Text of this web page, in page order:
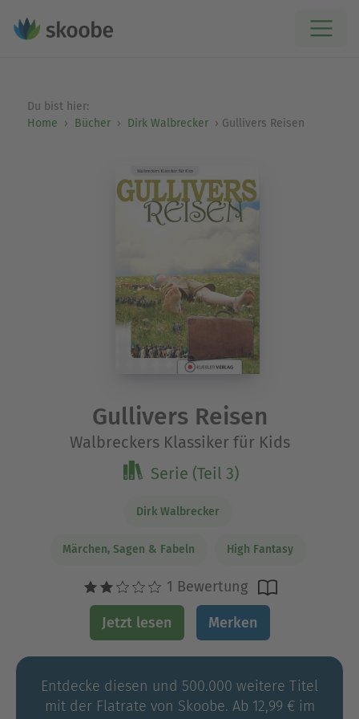
Du bist hier:
Home
Bücher Dirk Walbrecker Gullivers Reisen
Gullivers Reisen
Walbreckers Klassiker für Kids
Serie (Teil 3)
Dirk Walbrecker
Märchen, Sagen & Fabeln High Fantasy
1 Bewertung
Jetzt lesen Merken
Entdecke diesen und 500.000 weitere Titel
mit der Flatrate von Skoobe. Ab 12,99 € im